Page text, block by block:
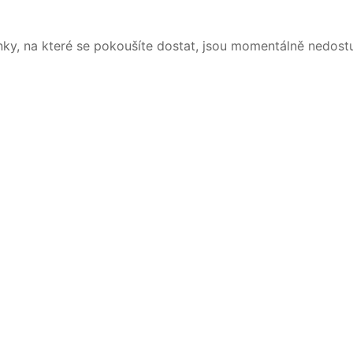
na které se pokoušíte dostat, jsou momentálně